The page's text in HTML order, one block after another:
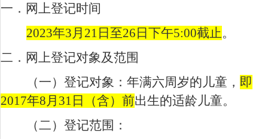
一．网上登记时间
2023年3 月 21 日至26 日下午5:00截止。
二．网上登记对象及范围
（一）登记对象： 年满六周岁的儿童， 即
2017年8 月 31 日（含）前出生的适龄儿童。
（二）登记范围：